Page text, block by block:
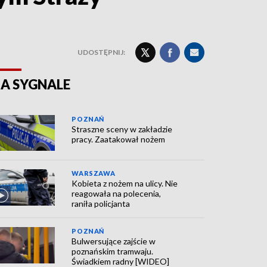
UDOSTĘPNIJ:
SYGNALE
POZNAŃ
Straszne sceny w zakładzie
pracy. Zaatakował nożem
WARSZAWA
Kobieta z nożem na ulicy. Nie
reagowała na polecenia,
raniła policjanta
POZNAŃ
Bulwersujące zajście w
poznańskim tramwaju.
Świadkiem radny [WIDEO]